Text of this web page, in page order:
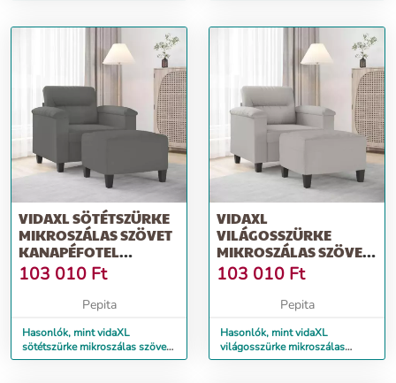
VIDAXL SÖTÉTSZÜRKE
MIKROSZÁLAS SZÖVET
KANAPÉFOTEL
LÁBTARTÓVAL 60 CM
103 010 Ft
Pepita
Hasonlók, mint vidaXL
sötétszürke mikroszálas szövet
kanapéfotel lábtartóval 60 cm
VIDAXL
VILÁGOSSZÜRKE
MIKROSZÁLAS SZÖVET
KANAPÉFOTEL
LÁBTARTÓVAL 60 CM
103 010 Ft
Pepita
Hasonlók, mint vidaXL
világosszürke mikroszálas
szövet kanapéfotel lábtartóval